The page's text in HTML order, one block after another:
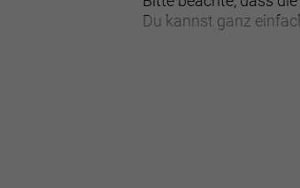
Du kannst ganz